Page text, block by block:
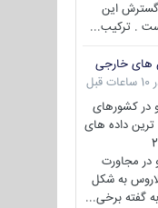
گسترش این
. ترکیب...
های خارجی
10 ساعات قبل
در کشورهای
داده های
در مجاورت
به شکل
گفته برخی...